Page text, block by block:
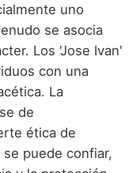
uno
se asocia
Los 'Jose Ivan'
con una
La
de
ética de
puede confiar,